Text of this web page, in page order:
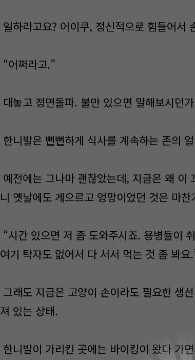
일하라고요? 어이쿠, 정신적으로 힘들어서
“어쩌라고.”
대놓고 정면돌파. 불만 있으면 말해보시던
한니발은 뻔뻔하게 식사를 계속하는 존의
예전에는 그나마 괜찮았는데, 지금은 왜
니 옛날에도 게으르고 엉망이었던 것은 마
“시간 있으면 저 좀 도와주시죠. 용병들이
여기 탁자도 없어서 다 서서 먹는 것 좀 봐요
그래도 지금은 고양이 손이라도 필요한 생
져 있는 상태.
한니발이 가리킨 곳에는 바이킹이 왔다 가